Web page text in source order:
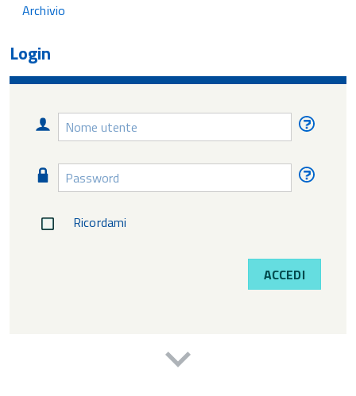
Archivio
Login
Nome
utente
Password
Ricordami
ACCEDI